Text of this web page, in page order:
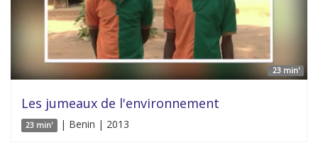
23 min'
Les jumeaux de l'environnement
23 min' | Benin | 2013